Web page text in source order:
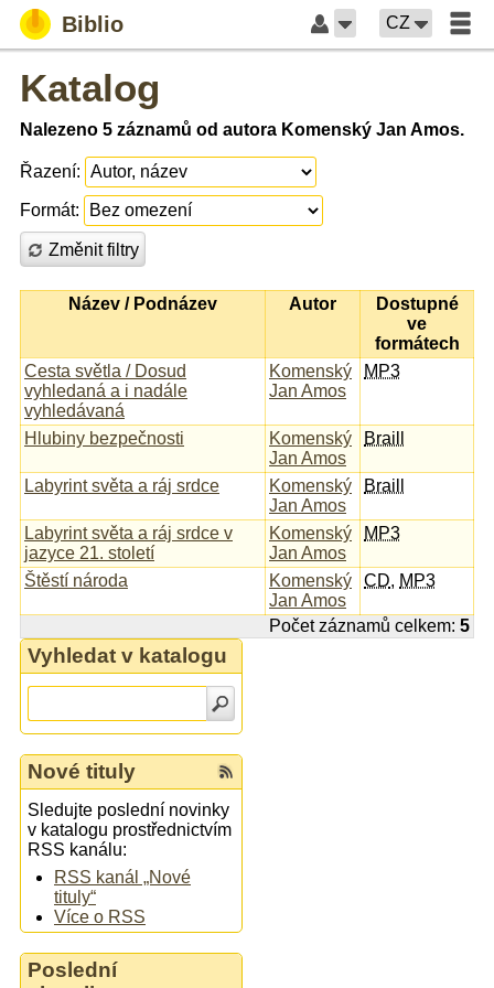
Biblio CZ
Katalog
Nalezeno 5 záznamů od autora Komenský Jan Amos.
Řazení:
Formát:
Změnit filtry
Název / Podnázev Autor
Dostupné
ve
formátech
Cesta světla / Dosud
vyhledaná a i nadále
vyhledávaná
Komenský
Jan Amos
MP3
Hlubiny bezpečnosti
Komenský
Jan Amos
Braill
Labyrint světa a ráj srdce
Komenský
Jan Amos
Braill
Labyrint světa a ráj srdce v
jazyce 21. století
Komenský
Jan Amos
MP3
Štěstí národa
Komenský
Jan Amos
CD, MP3
Počet záznamů celkem: 5
Vyhledat v katalogu
Nové tituly
Sledujte poslední novinky
v katalogu prostřednictvím
RSS kanálu:
RSS kanál „Nové
tituly“
Více o RSS
Poslední